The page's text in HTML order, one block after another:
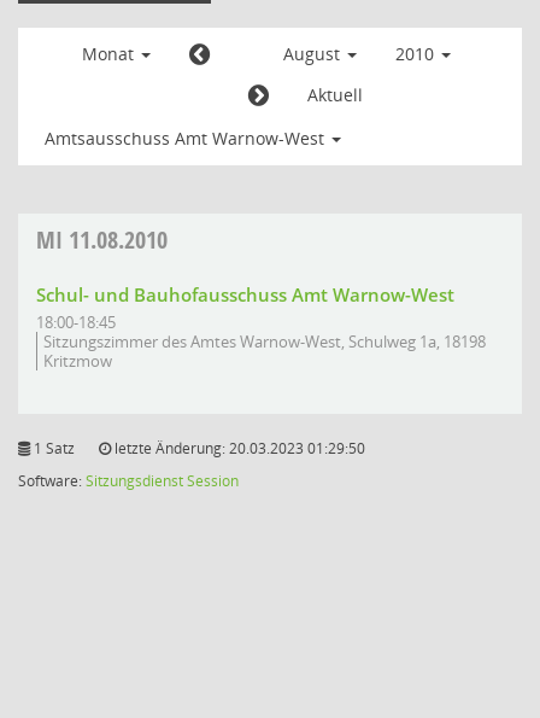
Monat August
2010
Aktuell
Amtsausschuss Amt Warnow-West
MI 11.08.2010
Schul- und Bauhofausschuss Amt Warnow-West
18:00-18:45
Sitzungszimmer des Amtes Warnow-West, Schulweg 1a, 18198
Kritzmow
1 Satz
letzte Änderung: 20.03.2023 01:29:50
Software:SitzungsdienstSession